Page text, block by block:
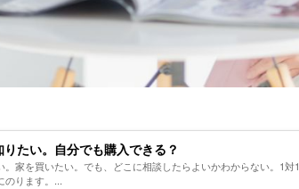
たい。自分でも購入できる？
。家を買いたい。でも、どこに相談したらよいかわからない。1対1
のります。...